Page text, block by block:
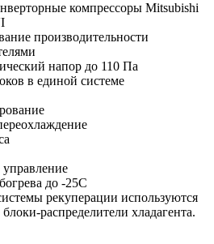
компрессоры Mitsubishi
производительности
напор до 110 Па
в единой системе
до -25С
рекуперации используются
распределители хладагента.